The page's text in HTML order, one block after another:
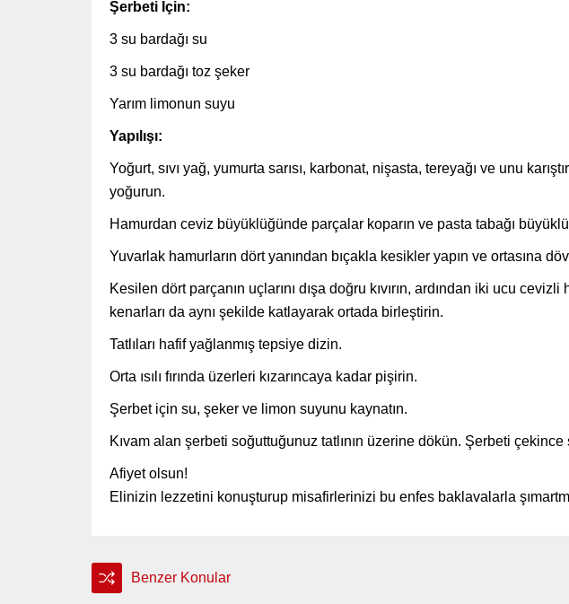
Şerbeti İçin:
3 su bardağı su
3 su bardağı toz şeker
Yarım limonun suyu
Yapılışı:
Yoğurt, sıvı yağ, yumurta sarısı, karbonat, nişasta, tereyağı ve unu
yoğurun.
Hamurdan ceviz büyüklüğünde parçalar koparın ve pasta tabağı
Yuvarlak hamurların dört yanından bıçakla kesikler yapın ve ortasına
Kesilen dört parçanın uçlarını dışa doğru kıvırın, ardından iki ucu
kenarları da aynı şekilde katlayarak ortada birleştirin.
Tatlıları hafif yağlanmış tepsiye dizin.
Orta ısılı fırında üzerleri kızarıncaya kadar pişirin.
Şerbet için su, şeker ve limon suyunu kaynatın.
Kıvam alan şerbeti soğuttuğunuz tatlının üzerine dökün. Şerbeti
Afiyet olsun!
Elinizin lezzetini konuşturup misafirlerinizi bu enfes baklavalarla
Benzer Konular